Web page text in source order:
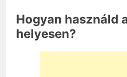
Hogyan használd
helyesen?